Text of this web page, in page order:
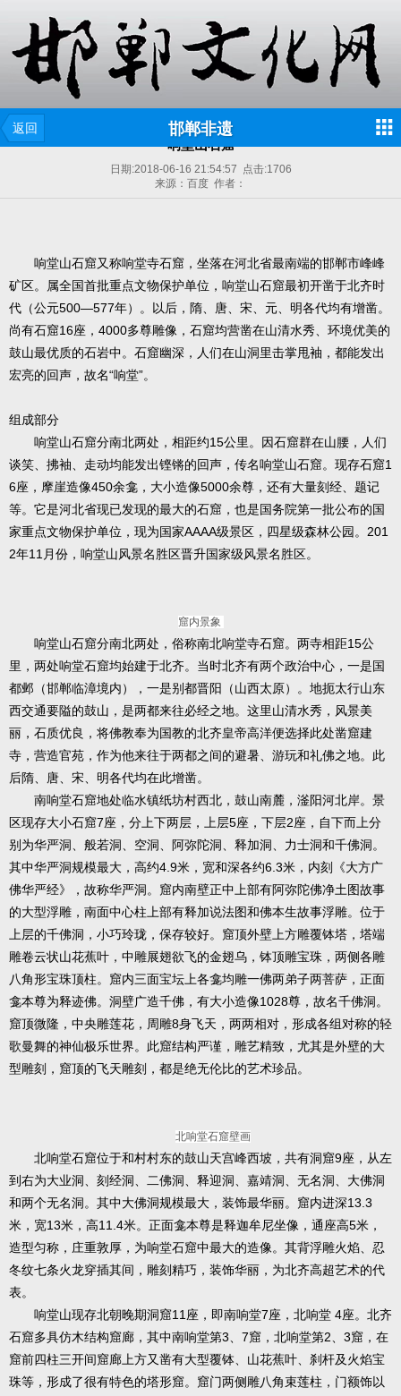
返回 邯郸非遗
响堂山石窟
日期:2018-06-16 21:54:57 点击:1706
来源：百度 作者：
响堂山石窟又称响堂寺石窟，坐落在河北省最南端的邯郸市峰峰
矿区。属全国首批重点文物保护单位，响堂山石窟最初开凿于北齐时
代（公元500—577年）。以后，隋、唐、宋、元、明各代均有增凿。
尚有石窟16座，4000多尊雕像，石窟均营凿在山清水秀、环境优美的
鼓山最优质的石岩中。石窟幽深，人们在山洞里击掌甩袖，都能发出
宏亮的回声，故名“响堂”。
组成部分
响堂山石窟分南北两处，相距约15公里。因石窟群在山腰，人们
谈笑、拂袖、走动均能发出铿锵的回声，传名响堂山石窟。现存石窟1
6座，摩崖造像450余龛，大小造像5000余尊，还有大量刻经、题记
等。它是河北省现已发现的最大的石窟，也是国务院第一批公布的国
家重点文物保护单位，现为国家AAAA级景区，四星级森林公园。201
2年11月份，响堂山风景名胜区晋升国家级风景名胜区。
窟内景象
响堂山石窟分南北两处，俗称南北响堂寺石窟。两寺相距15公
里，两处响堂石窟均始建于北齐。当时北齐有两个政治中心，一是国
都邺（邯郸临漳境内），一是别都晋阳（山西太原）。地扼太行山东
西交通要隘的鼓山，是两都来往必经之地。这里山清水秀，风景美
丽，石质优良，将佛教奉为国教的北齐皇帝高洋便选择此处凿窟建
寺，营造官苑，作为他来往于两都之间的避暑、游玩和礼佛之地。此
后隋、唐、宋、明各代均在此增凿。
南响堂石窟地处临水镇纸坊村西北，鼓山南麓，滏阳河北岸。景
区现存大小石窟7座，分上下两层，上层5座，下层2座，自下而上分
别为华严洞、般若洞、空洞、阿弥陀洞、释加洞、力士洞和千佛洞。
其中华严洞规模最大，高约4.9米，宽和深各约6.3米，内刻《大方广
佛华严经》，故称华严洞。窟内南壁正中上部有阿弥陀佛净土图故事
的大型浮雕，南面中心柱上部有释加说法图和佛本生故事浮雕。位于
上层的千佛洞，小巧玲珑，保存较好。窟顶外壁上方雕覆钵塔，塔端
雕卷云状山花蕉叶，中雕展翅欲飞的金翅乌，钵顶雕宝珠，两侧各雕
八角形宝珠顶柱。窟内三面宝坛上各龛均雕一佛两弟子两菩萨，正面
龛本尊为释迹佛。洞壁广造千佛，有大小造像1028尊，故名千佛洞。
窟顶微隆，中央雕莲花，周雕8身飞天，两两相对，形成各组对称的轻
歌曼舞的神仙极乐世界。此窟结构严谨，雕艺精致，尤其是外壁的大
型雕刻，窟顶的飞天雕刻，都是绝无伦比的艺术珍品。
北响堂石窟壁画
北响堂石窟位于和村村东的鼓山天宫峰西坡，共有洞窟9座，从左
到右为大业洞、刻经洞、二佛洞、释迎洞、嘉靖洞、无名洞、大佛洞
和两个无名洞。其中大佛洞规模最大，装饰最华丽。窟内进深13.3
米，宽13米，高11.4米。正面龛本尊是释迦牟尼坐像，通座高5米，
造型匀称，庄重敦厚，为响堂石窟中最大的造像。其背浮雕火焰、忍
冬纹七条火龙穿插其间，雕刻精巧，装饰华丽，为北齐高超艺术的代
表。
响堂山现存北朝晚期洞窟11座，即南响堂7座，北响堂 4座。北齐
石窟多具仿木结构窟廊，其中南响堂第3、7窟，北响堂第2、3窟，在
窟前四柱三开间窟廊上方又凿有大型覆钵、山花蕉叶、刹杆及火焰宝
珠等，形成了很有特色的塔形窟。窟门两侧雕八角束莲柱，门额饰以